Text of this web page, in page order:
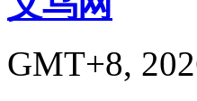
GMT+8,